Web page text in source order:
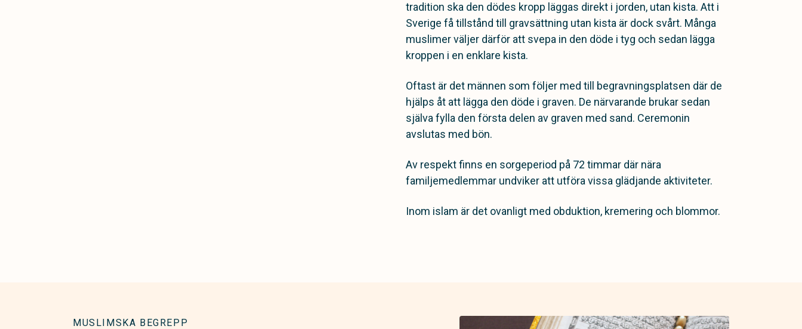
tradition ska den dödes kropp läggas direkt i jorden, utan kista. Att i
Sverige få tillstånd till gravsättning utan kista är dock svårt. Många
muslimer väljer därför att svepa in den döde i tyg och sedan lägga
kroppen i en enklare kista.
Oftast är det männen som följer med till begravningsplatsen där de
hjälps åt att lägga den döde i graven. De närvarande brukar sedan
själva fylla den första delen av graven med sand. Ceremonin
avslutas med bön.
Av respekt finns en sorgeperiod på 72 timmar där nära
familjemedlemmar undviker att utföra vissa glädjande aktiviteter.
Inom islam är det ovanligt med obduktion, kremering och blommor.
MUSLIMSKA BEGREPP